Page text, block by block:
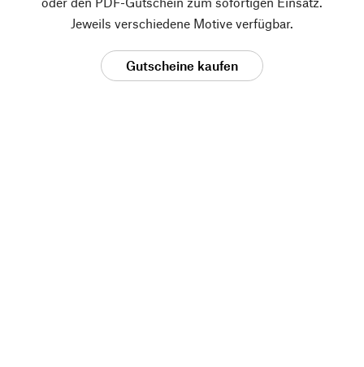
Jeweils verschiedene Motive verfügbar.
Gutscheine kaufen